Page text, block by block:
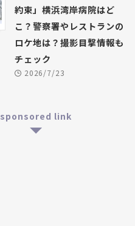
約束」横浜湾岸病院はど
こ？警察署やレストランの
ロケ地は？撮影目撃情報も
チェック
2026/7/23
sponsored link